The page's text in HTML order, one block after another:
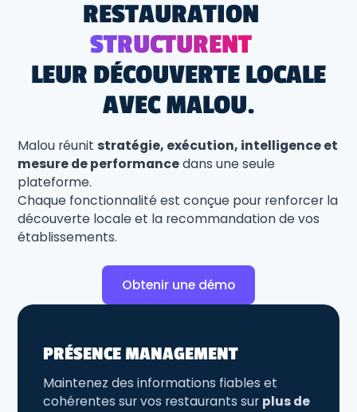
RESTAURATION
STRUCTURENT
LEUR DÉCOUVERTE LOCALE
AVEC MALOU.
Malou réunit stratégie, exécution, intelligence et
mesure de performancedans une seule
plateforme.
Chaque fonctionnalité est conçue pour renforcer la
découverte locale et la recommandation de vos
établissements.
Obtenir une démo
PRÉSENCE MANAGEMENT
Maintenez des informations fiables et
cohérentes sur vos restaurants sur plus de